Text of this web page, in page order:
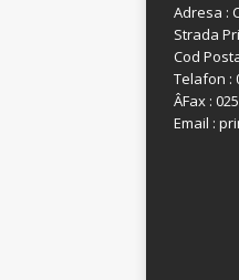
Adresa :
Strada
Cod
Telafon :
ÂFax :
Email :